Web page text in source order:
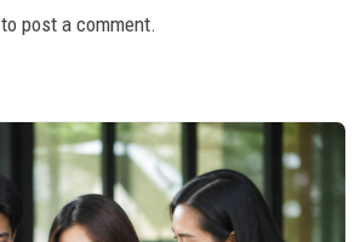
to post a comment.